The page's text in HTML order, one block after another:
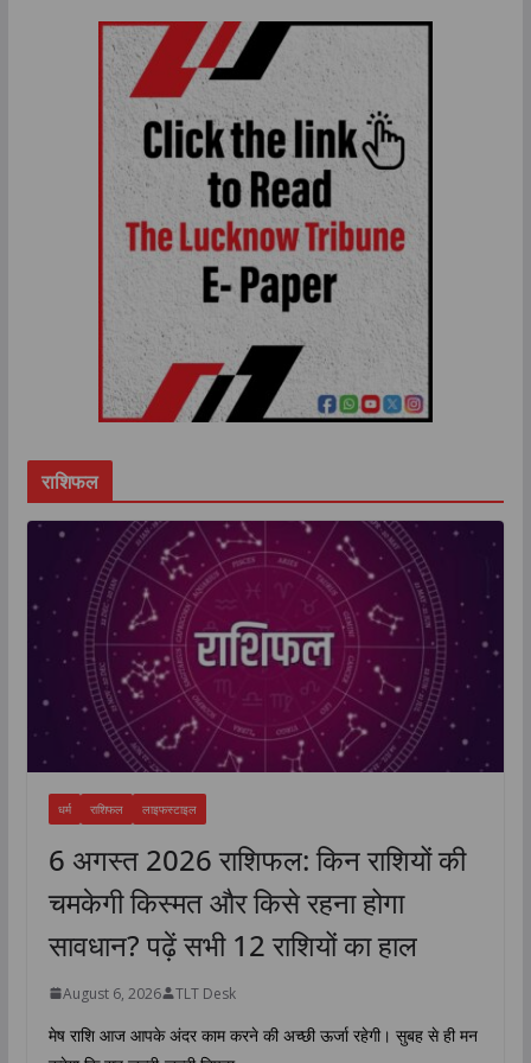
राशिफल
धर्म राशिफल लाइफस्टाइल
6 अगस्त 2026 राशिफल: किन राशियों की
चमकेगी किस्मत और किसे रहना होगा
सावधान? पढ़ें सभी 12 राशियों का हाल
August 6, 2026 TLT Desk
मेष राशि आज आपके अंदर काम करने की अच्छी ऊर्जा रहेगी। सुबह से ही मन